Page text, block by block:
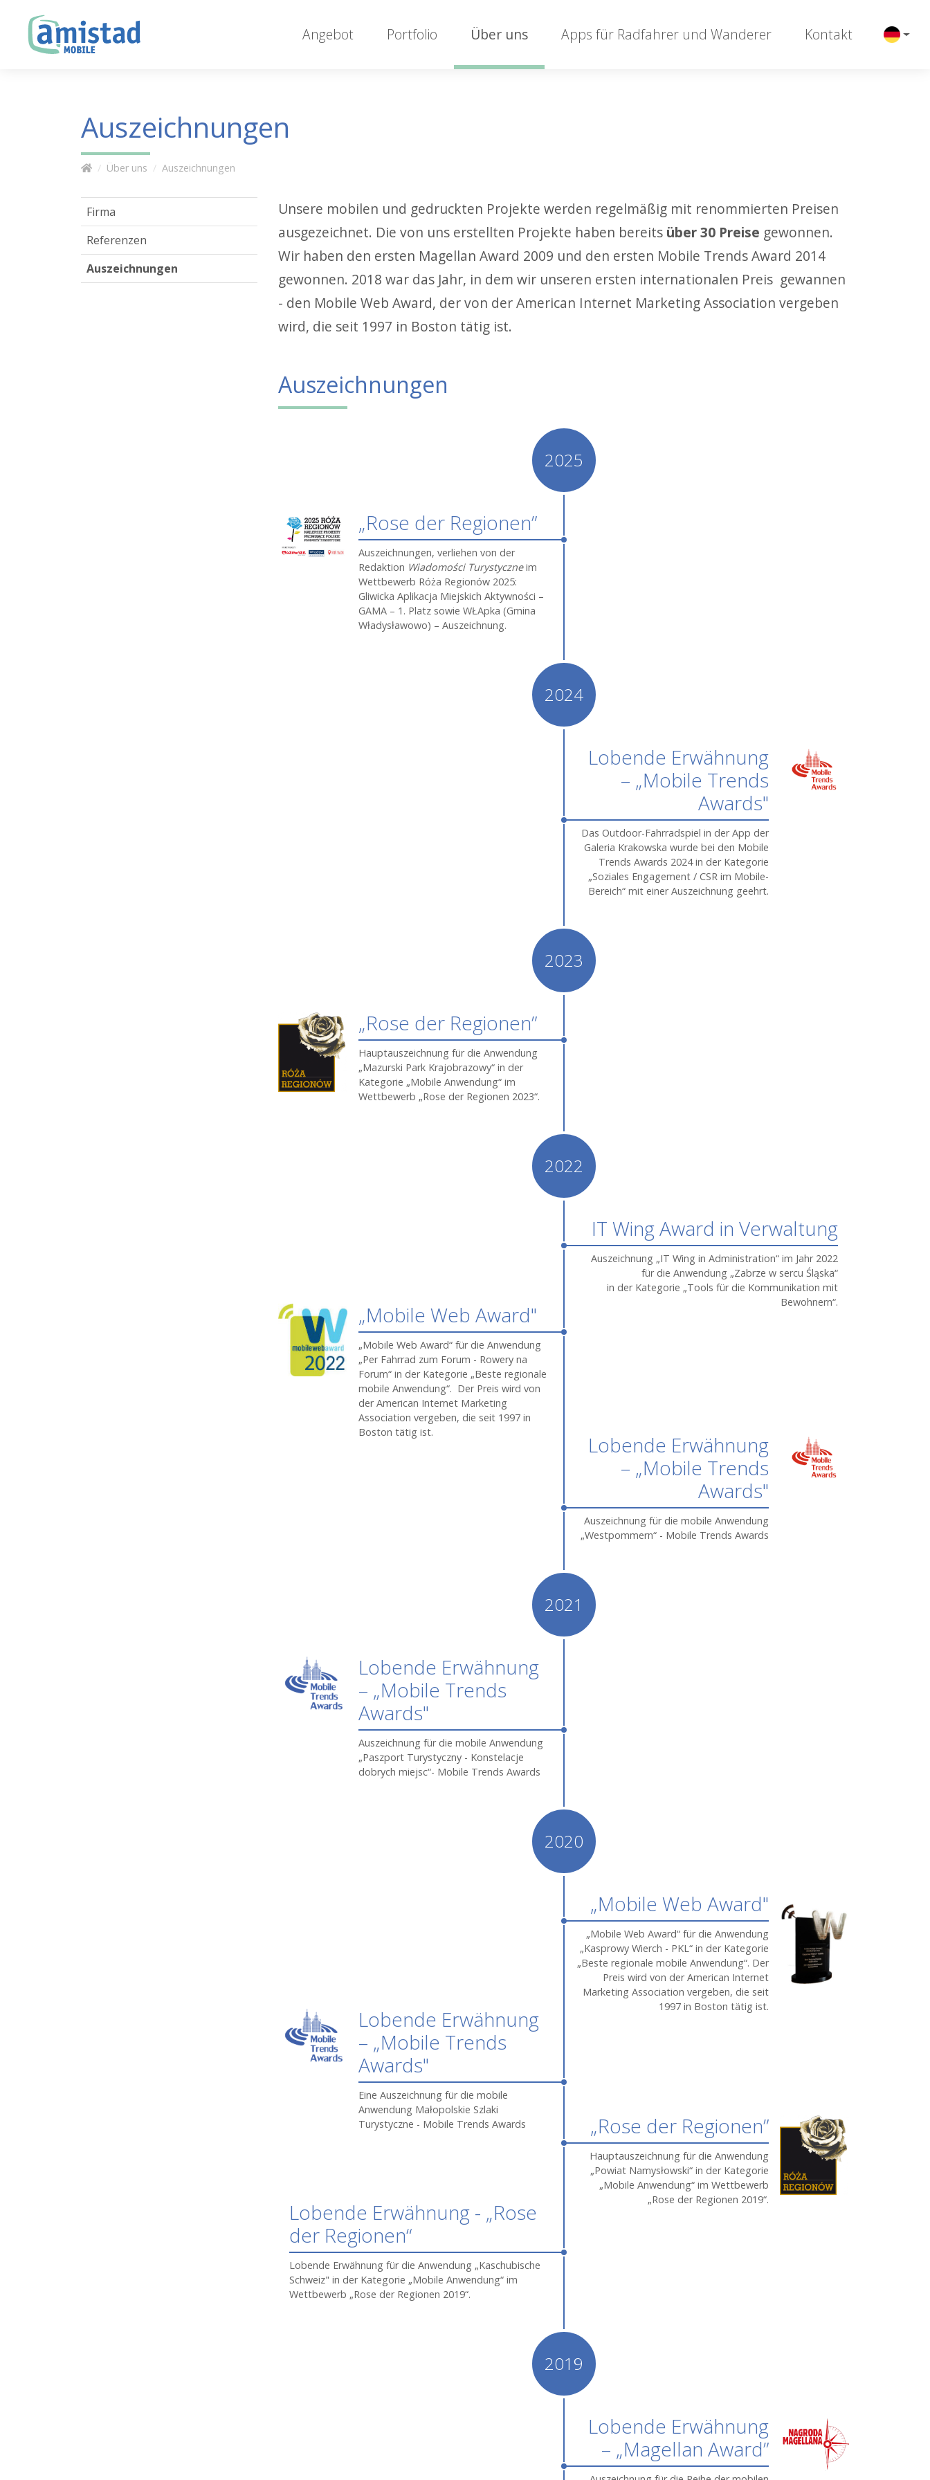
Angebot Portfolio Über uns Apps für Radfahrer und Wanderer Kontakt
Auszeichnungen
Über uns Auszeichnungen
Unsere mobilen und gedruckten Projekte werden regelmäßig mit renommierten Preisen
ausgezeichnet. Die von uns erstellten Projekte haben bereits über 30 Preise gewonnen.
Wir haben den ersten Magellan Award 2009 und den ersten Mobile Trends Award 2014
gewonnen. 2018 war das Jahr, in dem wir unseren ersten internationalen Preis gewannen
- den Mobile Web Award, der von der American Internet Marketing Association vergeben
wird, die seit 1997 in Boston tätig ist.
Auszeichnungen
2025
„Rose der Regionen”
Auszeichnungen, verliehen von der
Redaktion Wiadomości Turystyczneim
Wettbewerb Róża Regionów 2025:
Gliwicka Aplikacja Miejskich Aktywności –
GAMA – 1. Platz sowie WŁApka (Gmina
Władysławowo) – Auszeichnung.
2024
Lobende Erwähnung
– „Mobile Trends
Awards"
Das Outdoor-Fahrradspiel in der App der
Galeria Krakowska wurde bei den Mobile
Trends Awards 2024 in der Kategorie
„Soziales Engagement / CSR im Mobile-
Bereich“ mit einer Auszeichnung geehrt.
2023
„Rose der Regionen”
Hauptauszeichnung für die Anwendung
„Mazurski Park Krajobrazowy“ in der
Kategorie „Mobile Anwendung“ im
Wettbewerb „Rose der Regionen 2023“.
2022
IT Wing Award in Verwaltung
Auszeichnung „IT Wing in Administration“ im Jahr 2022
für die Anwendung „Zabrze w sercu Śląska“
in der Kategorie „Tools für die Kommunikation mit
Bewohnern“.
„Mobile Web Award"
„Mobile Web Award“ für die Anwendung
„Per Fahrrad zum Forum - Rowery na
Forum“ in der Kategorie „Beste regionale
mobile Anwendung“. Der Preis wird von
der American Internet Marketing
Association vergeben, die seit 1997 in
Boston tätig ist.
Lobende Erwähnung
– „Mobile Trends
Awards"
Auszeichnung für die mobile Anwendung
„Westpommern“ - Mobile Trends Awards
2021
Lobende Erwähnung
– „Mobile Trends
Awards"
Auszeichnung für die mobile Anwendung
„Paszport Turystyczny - Konstelacje
dobrych miejsc“- Mobile Trends Awards
2020
„Mobile Web Award"
„Mobile Web Award“ für die Anwendung
„Kasprowy Wierch - PKL“ in der Kategorie
„Beste regionale mobile Anwendung“. Der
Preis wird von der American Internet
Marketing Association vergeben, die seit
1997 in Boston tätig ist.
Lobende Erwähnung
– „Mobile Trends
Awards"
Eine Auszeichnung für die mobile
Anwendung Małopolskie Szlaki
Turystyczne - Mobile Trends Awards
„Rose der Regionen”
Hauptauszeichnung für die Anwendung
„Powiat Namysłowski“ in der Kategorie
„Mobile Anwendung“ im Wettbewerb
„Rose der Regionen 2019“.
Lobende Erwähnung - „Rose
der Regionen“
Lobende Erwähnung für die Anwendung „Kaschubische
Schweiz" in der Kategorie „Mobile Anwendung“ im
Wettbewerb „Rose der Regionen 2019“.
2019
Lobende Erwähnung
– „Magellan Award”
Firma
Referenzen
Auszeichnungen